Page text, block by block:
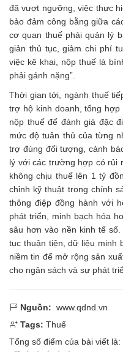
đã vượt ngưỡng, việc thực
bảo đảm công bằng giữa
cơ quan thuế phải quản lý
giản thủ tục, giảm chi phí
việc kê khai, nộp thuế là
phải gánh nặng”.
Thời gian tới, ngành thuế
trợ hộ kinh doanh, tổng
nộp thuế để đánh giá đặc
mức độ tuân thủ của từng
trợ đúng đối tượng, cảnh
lý với các trường hợp có rủi
không chịu thuế lên 1 tỷ
chỉnh kỹ thuật trong chính
thông điệp đồng hành với
phát triển, minh bạch hóa
sâu hơn vào nền kinh tế
tục thuận tiện, dữ liệu minh
niềm tin để mở rộng sản
cho ngân sách và sự phát
Nguồn: www.qdnd.vn
Tags: Thuế
Tổng số điểm của bài viết là: